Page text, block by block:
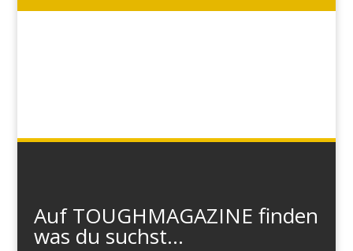
Auf TOUGHMAGAZINE finden
was du suchst...